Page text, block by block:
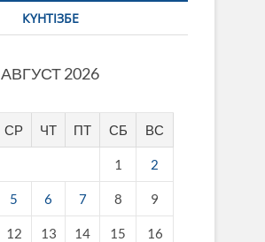
КҮНТІЗБЕ
АВГУСТ 2026
СР ЧТ ПТ СБ ВС
1 2
5 6 7 8 9
12 13 14 15 16